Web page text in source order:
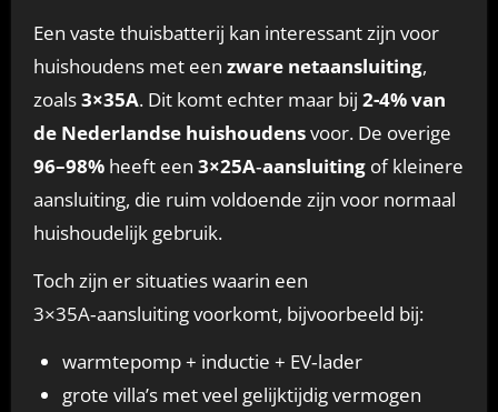
Een vaste thuisbatterij kan interessant zijn voor
huishoudens met een zware netaansluiting,
zoals3×35A. Dit komt echter maar bij 2-4% van
de Nederlandse huishoudensvoor. De overige
96–98%heeft een 3×25A‑aansluitingof kleinere
aansluiting, die ruim voldoende zijn voor normaal
huishoudelijk gebruik.
Toch zijn er situaties waarin een
3×35A‑aansluiting voorkomt, bijvoorbeeld bij:
warmtepomp + inductie + EV‑lader
grote villa’s met veel gelijktijdig vermogen